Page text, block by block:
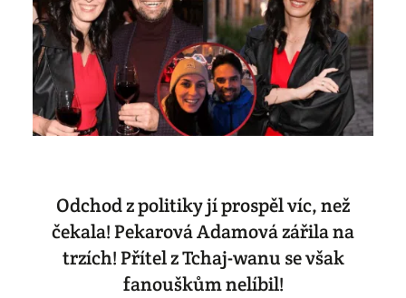
Odchod z politiky jí prospěl víc, než
čekala! Pekarová Adamová zářila na
trzích! Přítel z Tchaj-wanu se však
fanouškům nelíbil!